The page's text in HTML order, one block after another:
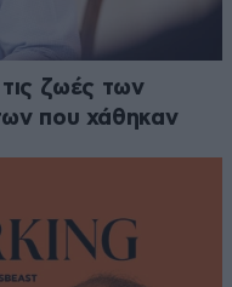
ζωές των
που χάθηκαν